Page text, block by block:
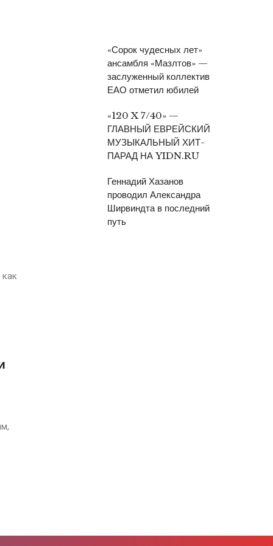
как
«Сорок чудесных лет»
ансамбля «Мазлтов» —
заслуженный коллектив
ЕАО отметил юбилей
«120 X 7/40» —
ГЛАВНЫЙ ЕВРЕЙСКИЙ
МУЗЫКАЛЬНЫЙ ХИТ-
ПАРАД НА YIDN.RU
Геннадий Хазанов
проводил Александра
Ширвиндта в последний
путь